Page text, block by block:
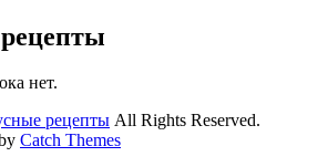
нет.
рецепты All Rights Reserved.
Catch Themes